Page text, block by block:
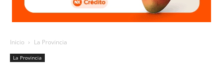
Inicio La Provincia
La Provincia